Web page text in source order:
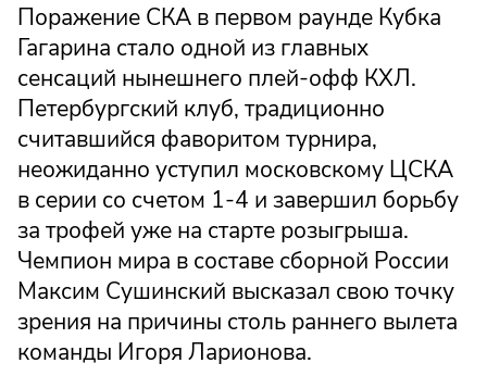
Поражение СКА в первом раунде Кубка
Гагарина стало одной из главных
сенсаций нынешнего плей-офф КХЛ.
Петербургский клуб, традиционно
считавшийся фаворитом турнира,
неожиданно уступил московскому ЦСКА
в серии со счетом 1-4 и завершил борьбу
за трофей уже на старте розыгрыша.
Чемпион мира в составе сборной России
Максим Сушинский высказал свою точку
зрения на причины столь раннего вылета
команды Игоря Ларионова.